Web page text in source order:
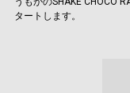
タートします。